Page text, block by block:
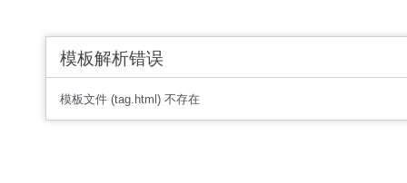
模板解析错误
模板文件 (tag.html) 不存在